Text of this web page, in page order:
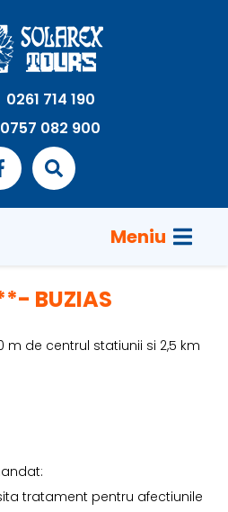
0261 714 190
0757 082 900
Meniu
BUZIAS
m de centrul statiunii si 2,5 km
tratament pentru afectiunile